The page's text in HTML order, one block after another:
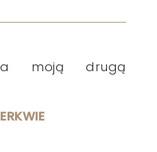
moją drugą